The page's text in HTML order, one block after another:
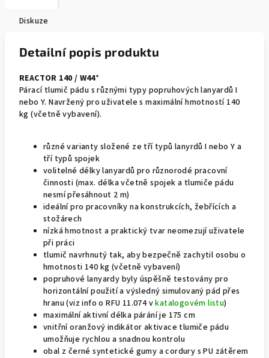
Diskuze
Detailní popis produktu
REACTOR 140 / W44*
Párací tlumič pádu s různými typy popruhových lanyardů I
nebo Y. Navržený pro uživatele s maximální hmotností 140
kg (včetně vybavení).
různé varianty složené ze tří typů lanyrdů I nebo Y a
tří typů spojek
volitelné délky lanyardů pro různorodé pracovní
činnosti (max. délka včetně spojek a tlumiče pádu
nesmí přesáhnout 2 m)
ideální pro pracovníky na konstrukcích, žebřících a
stožárech
nízká hmotnost a praktický tvar neomezují uživatele
při práci
tlumič navrhnutý tak, aby bezpečně zachytil osobu o
hmotnosti 140 kg (včetně vybavení)
popruhové lanyardy byly úspěšně testovány pro
horizontální použití a výsledný simulovaný pád přes
hranu (viz info o RFU 11.074 vkatalogovém listu)
maximální aktivní délka párání je 175 cm
vnitřní oranžový indikátor aktivace tlumiče pádu
umožňuje rychlou a snadnou kontrolu
obal z černé syntetické gumy a cordury s PU zátěrem